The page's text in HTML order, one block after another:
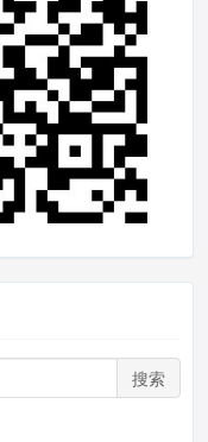
: data ,
: functio
if
( res.data
.alert
msg
});
goToInde
搜索